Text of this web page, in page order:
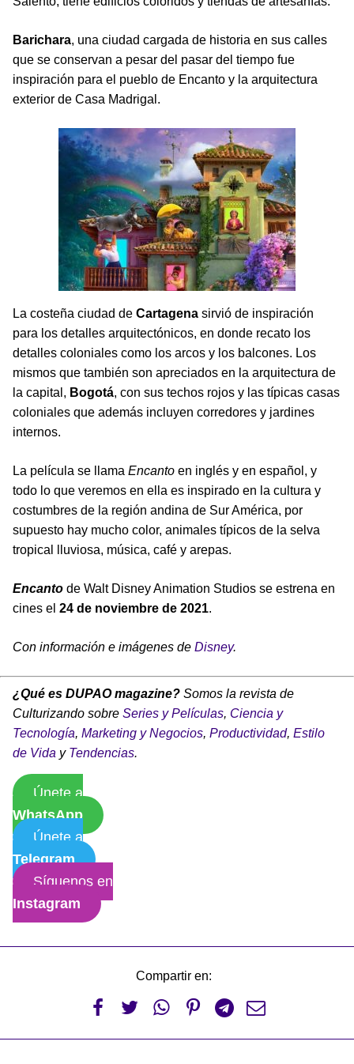
Barichara, una ciudad cargada de historia en sus calles
que se conservan a pesar del pasar del tiempo fue
inspiración para el pueblo de Encanto y la arquitectura
exterior de Casa Madrigal.
La costeña ciudad de Cartagena sirvió de inspiración
para los detalles arquitectónicos, en donde recato los
detalles coloniales como los arcos y los balcones. Los
mismos que también son apreciados en la arquitectura de
la capital, Bogotá, con sus techos rojos y las típicas casas
coloniales que además incluyen corredores y jardines
internos.
La película se llama Encanto en inglés y en español, y
todo lo que veremos en ella es inspirado en la cultura y
costumbres de la región andina de Sur América, por
supuesto hay mucho color, animales típicos de la selva
tropical lluviosa, música, café y arepas.
Encanto de Walt Disney Animation Studios se estrena en
cines el 24 de noviembre de 2021.
Con información e imágenes de Disney.
¿Qué es DUPAO magazine? Somos la revista de
Culturizando sobre Series y Películas, Ciencia y
Tecnología, Marketing y Negocios, Productividad, Estilo
de Vida y Tendencias.
Únete a
WhatsApp
Únete a
Telegram
Síguenos en
Instagram
Compartir en:
     